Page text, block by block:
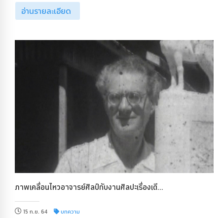
อ่านรายละเอียด
ภาพเคลื่อนไหวอาจารย์ศิลป์กับงานศิลปะเรื่องเดี...
15 ก.ย. 64 บทความ